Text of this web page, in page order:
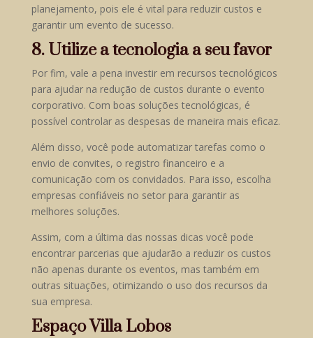
planejamento, pois ele é vital para reduzir custos e
garantir um evento de sucesso.
8. Utilize a tecnologia a seu favor
Por fim, vale a pena investir em recursos tecnológicos
para ajudar na redução de custos durante o evento
corporativo. Com boas soluções tecnológicas, é
possível controlar as despesas de maneira mais eficaz.
Além disso, você pode automatizar tarefas como o
envio de convites, o registro financeiro e a
comunicação com os convidados. Para isso, escolha
empresas confiáveis no setor para garantir as
melhores soluções.
Assim, com a última das nossas dicas você pode
encontrar parcerias que ajudarão a reduzir os custos
não apenas durante os eventos, mas também em
outras situações, otimizando o uso dos recursos da
sua empresa.
Espaço Villa Lobos